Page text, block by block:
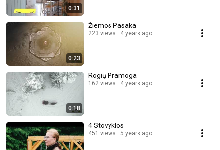
0:31
0:23
Žiemos Pasaka
223 views 4 years ago
0:18
Rogių Pramoga
162 views 4 years ago
4 Stovyklos
451 views 5 years ago